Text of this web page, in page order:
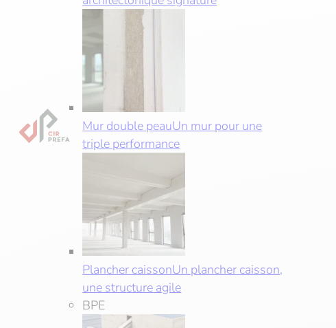
Mur double peauUn mur pour une
triple performance
Plancher caissonUn plancher caisson,
une structure agile
BPE